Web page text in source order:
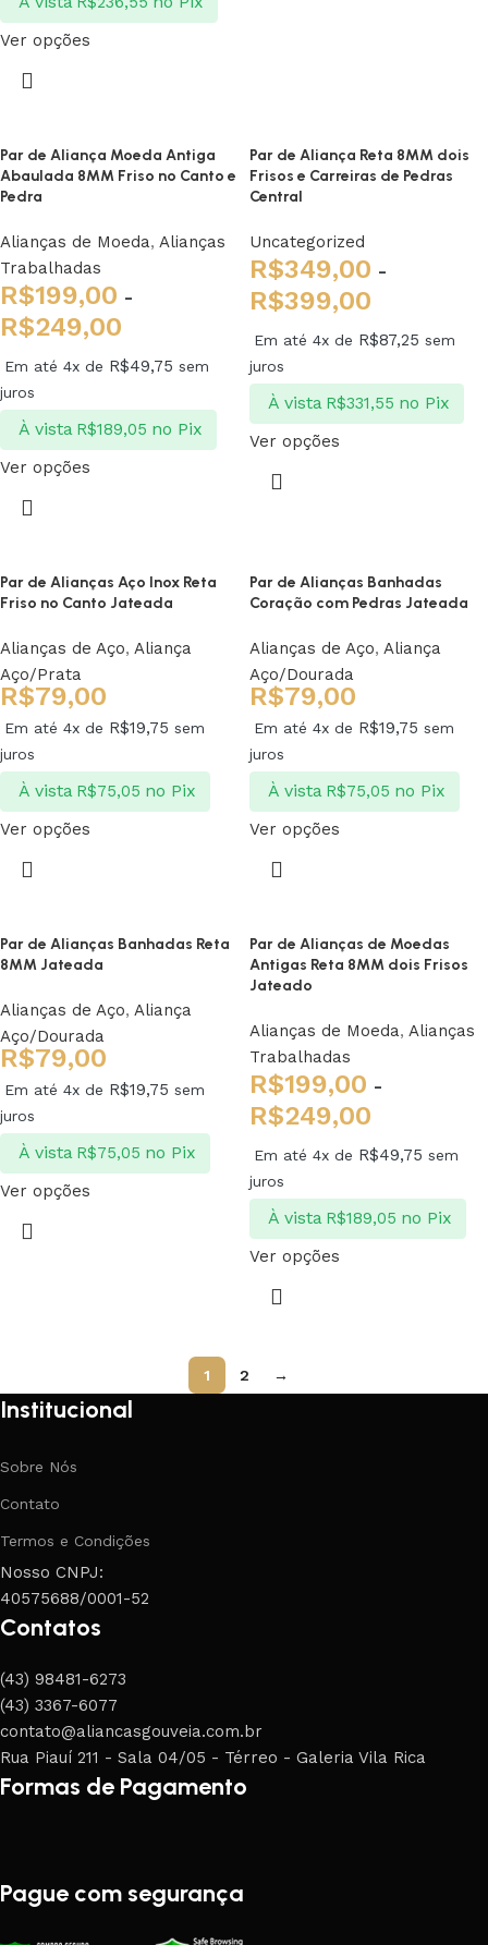
Ver opções
Par de Aliança Moeda Antiga
Abaulada 8MM Friso no Canto e
Pedra
Alianças de Moeda, Alianças
Trabalhadas
R$199,00 -
R$249,00
Em até 4x de R$49,75 sem
juros
À vista R$189,05 no Pix
Ver opções
Par de Aliança Reta 8MM dois
Frisos e Carreiras de Pedras
Central
Uncategorized
R$349,00 -
R$399,00
Em até 4x de R$87,25 sem
juros
À vista R$331,55 no Pix
Ver opções
Par de Alianças Aço Inox Reta
Friso no Canto Jateada
Alianças de Aço, Aliança
Aço/Prata
R$79,00
Em até 4x de R$19,75 sem
juros
À vista R$75,05 no Pix
Ver opções
Par de Alianças Banhadas
Coração com Pedras Jateada
Alianças de Aço, Aliança
Aço/Dourada
R$79,00
Em até 4x de R$19,75 sem
juros
À vista R$75,05 no Pix
Ver opções
Par de Alianças Banhadas Reta
8MM Jateada
Alianças de Aço, Aliança
Aço/Dourada
R$79,00
Em até 4x de R$19,75 sem
juros
À vista R$75,05 no Pix
Ver opções
Par de Alianças de Moedas
Antigas Reta 8MM dois Frisos
Jateado
Alianças de Moeda, Alianças
Trabalhadas
R$199,00 -
R$249,00
Em até 4x de R$49,75 sem
juros
À vista R$189,05 no Pix
Ver opções
1 2 →
Institucional
Sobre Nós
Contato
Termos e Condições
Nosso CNPJ:
40575688/0001-52
Contatos
(43) 98481-6273
(43) 3367-6077
contato@aliancasgouveia.com.br
Rua Piauí 211 - Sala 04/05 - Térreo - Galeria Vila Rica
Formas de Pagamento
Pague com segurança